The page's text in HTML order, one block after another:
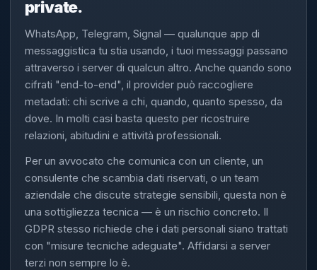
private.
WhatsApp, Telegram, Signal — qualunque app di
messaggistica tu stia usando, i tuoi messaggi passano
attraverso i server di qualcun altro. Anche quando sono
cifrati "end-to-end", il provider può raccogliere
metadati: chi scrive a chi, quando, quanto spesso, da
dove. In molti casi basta questo per ricostruire
relazioni, abitudini e attività professionali.
Per un avvocato che comunica con un cliente, un
consulente che scambia dati riservati, o un team
aziendale che discute strategie sensibili, questa non è
una sottigliezza tecnica — è un rischio concreto. Il
GDPR stesso richiede che i dati personali siano trattati
con "misure tecniche adeguate". Affidarsi a server
terzi non sempre lo è.